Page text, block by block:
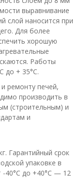
выравнивание
слой наносится при
Для более
хорошую
Работы
до + 35°С.
ремонту печей,
производить в
(строительным) и
и
Гарантийный срок
упаковке в
-40°С до +40°С — 12